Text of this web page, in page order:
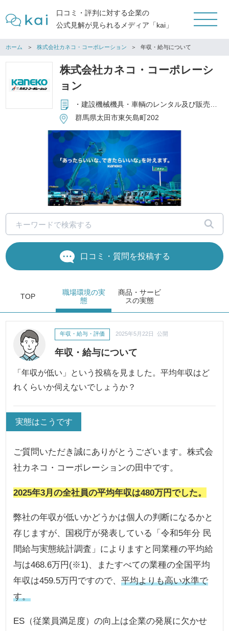
口コミ・評判に対する企業の
公式見解が見られるメディア「kai」
ホーム 株式会社カネコ・コーポレーション 年収・給与について
株式会社カネコ・コーポレーシ
ョン
・建設機械機具・車輌のレンタル及び販売・修理 ・ユニットハウス・トイレ・事務機器・OA機器のレンタル及び販売
群馬県太田市東矢島町202
口コミ・質問を投稿する
TOP
商品・サービ
スの実態
職場環境の実
態
年収・給与について
年収・給与・評価 2025年5月22日 公開
「年収が低い」という投稿を見ました。平均年収はど
れくらいか伺えないでしょうか？
実態はこうです
ご質問いただき誠にありがとうございます。株式会
社カネコ・コーポレーションの田中です。
2025年3月の全社員の平均年収は480万円でした。
弊社の年収が低いかどうかは個人の判断になるかと
存じますが、国税庁が発表している「令和5年分 民
間給与実態統計調査」によりますと同業種の平均給
与は468.6万円(※1)、またすべての業種の全国平均
年収は459.5万円ですので、平均よりも高い水準で
す。
ES（従業員満足度）の向上は企業の発展に欠かせ